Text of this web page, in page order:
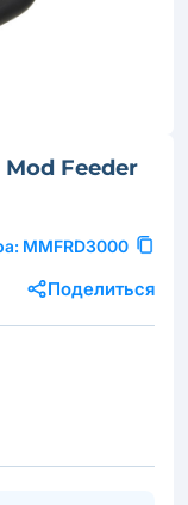
Feeder
MMFRD3000
Поделиться